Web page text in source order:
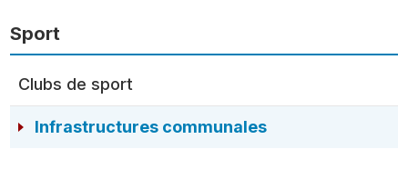
Sport
Clubs de sport
Infrastructures communales